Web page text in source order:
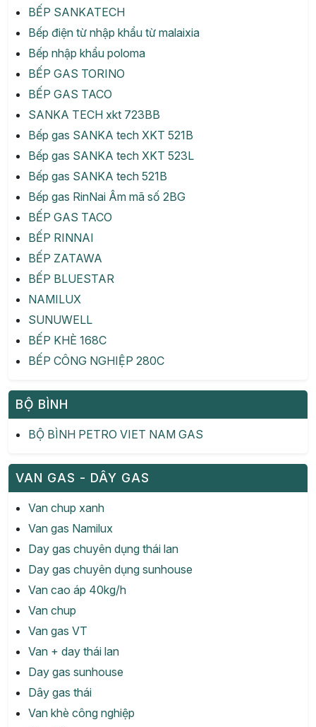
BẾP SANKATECH
Bếp điện từ nhập khẩu từ malaixia
Bếp nhập khẩu poloma
BẾP GAS TORINO
BẾP GAS TACO
SANKA TECH xkt 723BB
Bếp gas SANKA tech XKT 521B
Bếp gas SANKA tech XKT 523L
Bếp gas SANKA tech 521B
Bếp gas RinNai Âm mã số 2BG
BẾP GAS TACO
BẾP RINNAI
BẾP ZATAWA
BẾP BLUESTAR
NAMILUX
SUNUWELL
BẾP KHÈ 168C
BẾP CÔNG NGHIỆP 280C
BỘ BÌNH
BỘ BÌNH PETRO VIET NAM GAS
VAN GAS - DÂY GAS
Van chup xanh
Van gas Namilux
Day gas chuyên dụng thái lan
Day gas chuyên dụng sunhouse
Van cao áp 40kg/h
Van chup
Van gas VT
Van + day thái lan
Day gas sunhouse
Dây gas thái
Van khè công nghiệp